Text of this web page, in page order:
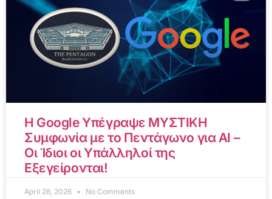
Η Google Υπέγραψε ΜΥΣΤΙΚΗ
Συμφωνία με το Πεντάγωνο για AI –
Οι Ίδιοι οι Υπάλληλοί της
Εξεγείρονται!
April 28, 2026 No Comments